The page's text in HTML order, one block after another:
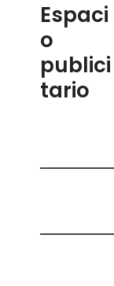
n
e
m
e
Espaci
o
publici
tario